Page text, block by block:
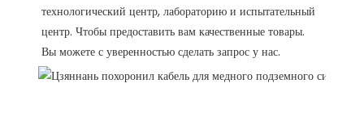
технологический центр, лабораторию и испытательный
центр. Чтобы предоставить вам качественные товары.